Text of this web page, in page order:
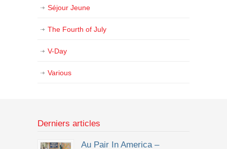
Séjour Jeune
The Fourth of July
V-Day
Various
Derniers articles
Au Pair In America –